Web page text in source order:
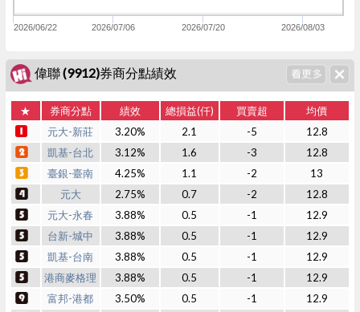
2026/06/22 2026/07/06 2026/07/20 2026/08/03
偉聯 (9912)券商分點績效
★ 券商分點 績效 總損益(仟) 買賣超
均價
元大-新莊
3.20% 2.1 -5
12.8
凱基-台北
3.12% 1.6 -3
12.8
臺銀-臺南
4.25% 1.1 -2
13
元大
2.75% 0.7 -2
12.8
元大-永春
3.88% 0.5 -1
12.9
台新-城中
3.88% 0.5 -1
12.9
凱基-台南
3.88% 0.5 -1
12.9
港商麥格理
3.88% 0.5 -1
12.9
富邦-港都
3.50% 0.5 -1
12.9